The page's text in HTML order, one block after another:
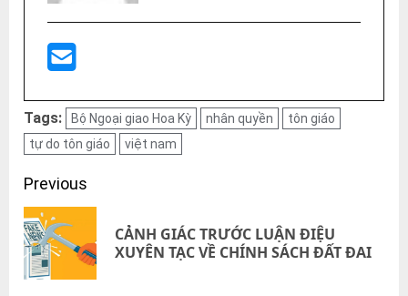
Tags: Bộ Ngoại giao Hoa Kỳ nhân quyền
tôn giáo
tự do tôn giáo
việt nam
Post
navigation
Previous
CẢNH GIÁC TRƯỚC LUẬN ĐIỆU
XUYÊN TẠC VỀ CHÍNH SÁCH ĐẤT ĐAI